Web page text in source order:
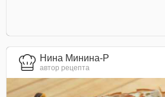
Нина Минина-Р
автор рецепта